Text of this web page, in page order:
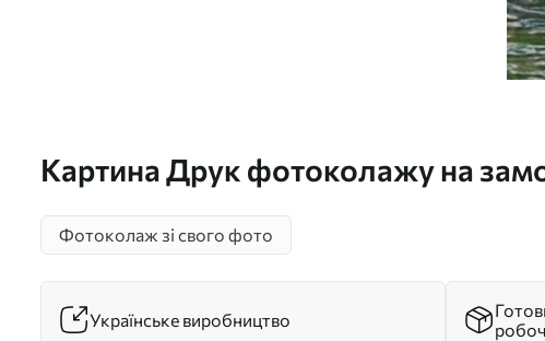
Картина Друк фотоколажу на
Фотоколаж зі свого фото
Українське виробництво